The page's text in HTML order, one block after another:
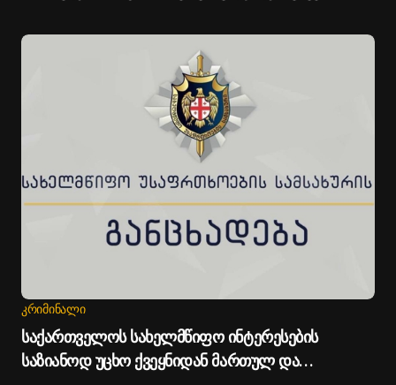
ᲙᲠᲘᲛᲘᲜᲐᲚᲘ
საქართველოს სახელმწიფო ინტერესების
საზიანოდ უცხო ქვეყნიდან მართულ და